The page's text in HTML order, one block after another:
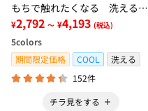
もちで触れたくなる 洗えるラ
グ＜低反発・滑りにくい・接触
冷感・防ダニ・カーペット＞
¥2,792 ～ ¥4,193 (税込)
5colors
期間限定価格
COOL
洗える
152件
チラ見をする